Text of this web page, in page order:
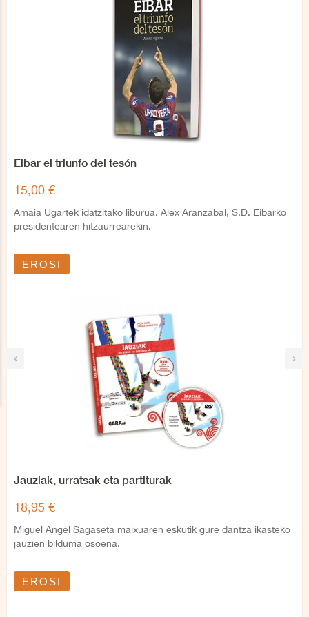
‹ ›
Eibar el triunfo del tesón
15,00 €
Amaia Ugartek idatzitako liburua. Alex Aranzabal, S.D. Eibarko
presidentearen hitzaurrearekin.
EROSI
Jauziak, urratsak eta partiturak
18,95 €
Miguel Angel Sagaseta maixuaren eskutik gure dantza ikasteko
jauzien bilduma osoena.
EROSI